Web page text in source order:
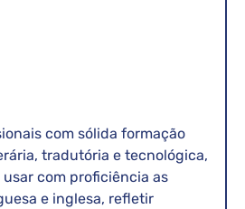
com sólida formação
tradutória e tecnológica,
com proficiência as
e inglesa, refletir